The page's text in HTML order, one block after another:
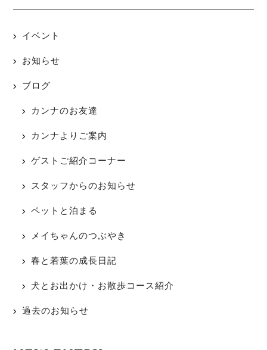
イベント
お知らせ
ブログ
カンナのお友達
カンナよりご案内
ゲストご紹介コーナー
スタッフからのお知らせ
ペットと泊まる
メイちゃんのつぶやき
春と若葉の成長日記
犬とお出かけ・お散歩コース紹介
過去のお知らせ